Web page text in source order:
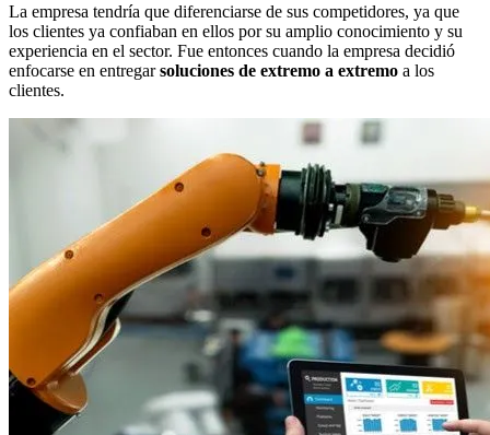
La empresa tendría que diferenciarse de sus competidores, ya que
los clientes ya confiaban en ellos por su amplio conocimiento y su
experiencia en el sector. Fue entonces cuando la empresa decidió
enfocarse en entregarsoluciones de extremo a extremo a los
clientes.